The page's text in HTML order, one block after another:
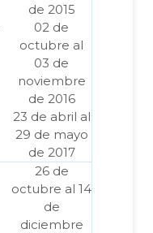
de 2015
02 de
octubre al
03 de
noviembre
de 2016
23 de abril al
29 de mayo
de 2017
26 de
octubre al 14
de
diciembre